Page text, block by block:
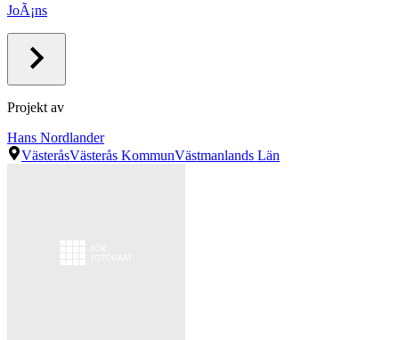
JoÃ¡ns
Projekt av
Hans Nordlander
VästeråsVästerås KommunVästmanlands Län